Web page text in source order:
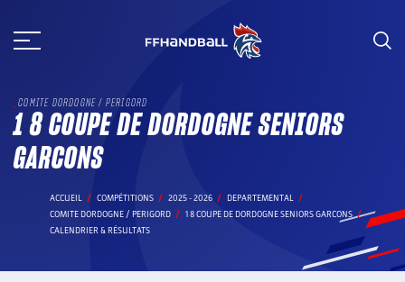
au
COMITE DORDOGNE / PERIGORD
1 8 COUPE DE DORDOGNE SENIORS
GARCONS
ACCUEIL COMPÉTITIONS 2025 - 2026
DEPARTEMENTAL
COMITE DORDOGNE / PERIGORD
1 8 COUPE DE DORDOGNE SENIORS GARCONS
CALENDRIER & RÉSULTATS